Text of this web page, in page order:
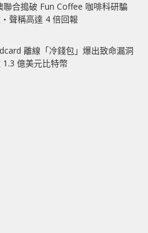
聯合搗破 Fun Coffee 咖啡科研騙
聲稱高達 4 倍回報
離線「冷錢包」爆出致命漏洞
億美元比特幣